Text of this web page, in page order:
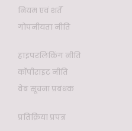
नियम एवं शर्तें
गोपनीयता नीति
हाइपरलिंकिंग नीति
कॉपीराइट नीति
वेब सूचना प्रबंधक
प्रतिक्रिया प्रपत्र